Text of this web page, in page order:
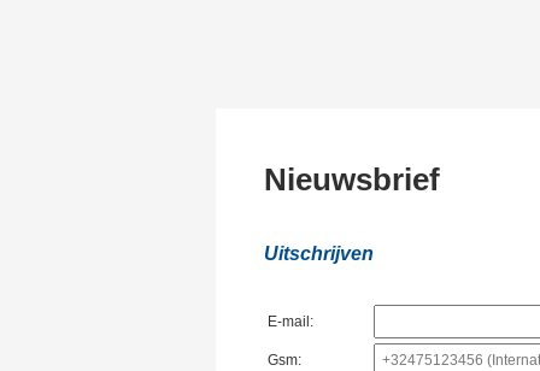
Nieuwsbrief
Uitschrijven
E-mail:
Gsm: